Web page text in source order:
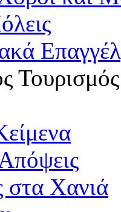
Τουρισμός
στα Χανιά